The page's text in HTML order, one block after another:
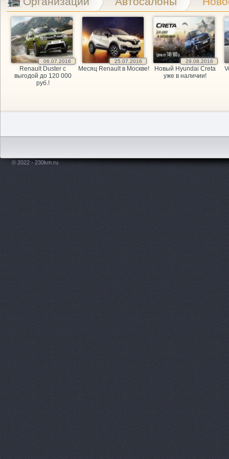
06.07.2016
Renault Duster с
выгодой до 120 000
руб.!
25.07.2016
Месяц Renault в Москве!
29.08.2016
Новый Hyundai Creta
уже в наличии!
© 2022 - 230km.ru